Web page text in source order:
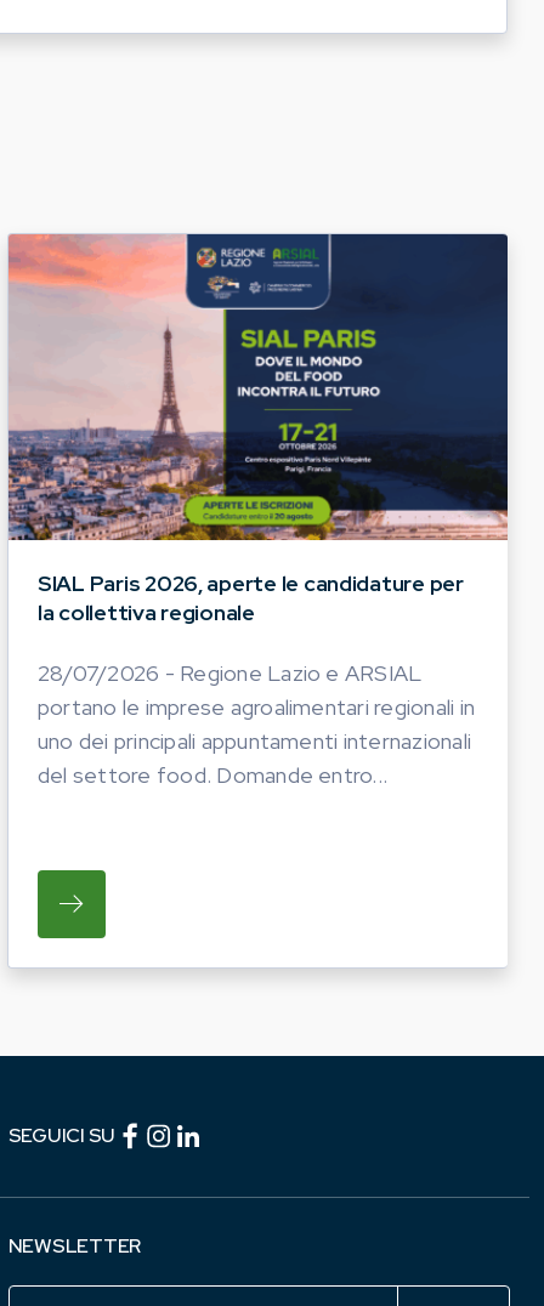
DEL PROSSIMO ANNO. LE AZIENDE
DEL COMPARTO EQUINO REGIONALE
SIAL Paris 2026, aperte le candidature per
la collettiva regionale
28/07/2026 - Regione Lazio e ARSIAL
portano le imprese agroalimentari regionali in
uno dei principali appuntamenti internazionali
del settore food. Domande entro...
SU REGIONE LAZIO E ARSIAL PORTANO LE
SEGUICI SU Facebook (link esterno)
Instagram (link esterno)
NEWSLETTER